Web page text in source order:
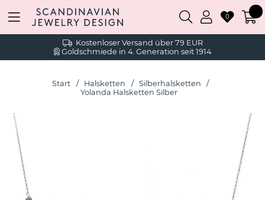
Kostenloser Versand über 79 EUR
Goldschmiede in 4. Generation seit 1914
0
Start Halsketten
Silberhalsketten
Yolanda Halsketten Silber